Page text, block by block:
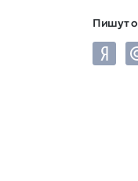
Пишут о